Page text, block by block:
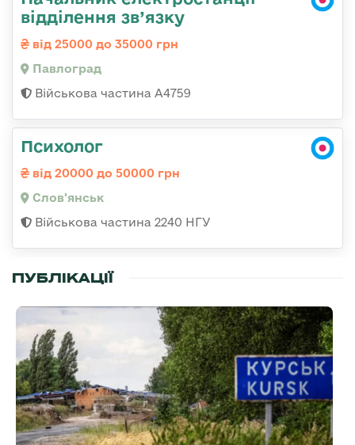
відділення зв’язку
від 25000 до 35000 грн
Павлоград
Військова частина А4759
Психолог
від 20000 до 50000 грн
Слов'янськ
Військова частина 2240 НГУ
ПУБЛІКАЦІЇ